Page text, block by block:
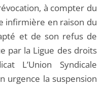
à compter du
infirmière en raison du
et de son refus de
par la Ligue des droits
L’Union Syndicale
urgence la suspension